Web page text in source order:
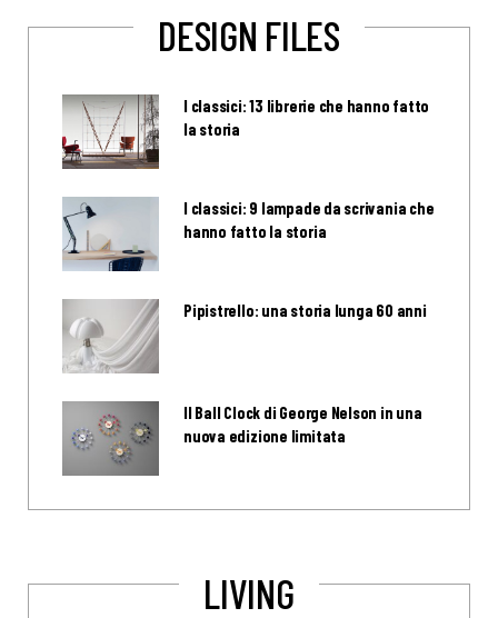
DESIGN FILES
I classici: 13 librerie che hanno fatto
la storia
I classici: 9 lampade da scrivania che
hanno fatto la storia
Pipistrello: una storia lunga 60 anni
Il Ball Clock di George Nelson in una
nuova edizione limitata
LIVING